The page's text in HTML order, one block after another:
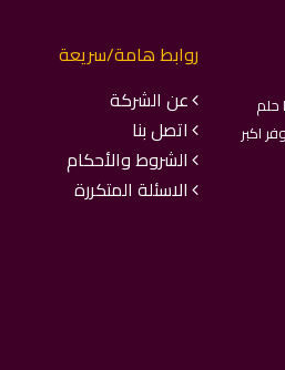
كان يراودنا حلم
اكبر
روابط هامة/سريعة
عن الشركة
اتصل بنا
الشروط والأحكام
الاسئلة المتكررة